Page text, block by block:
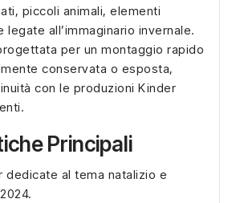
piccoli animali, elementi
all’immaginario invernale.
per un montaggio rapido
conservata o esposta,
con le produzioni Kinder
Principali
dedicate al tema natalizio e